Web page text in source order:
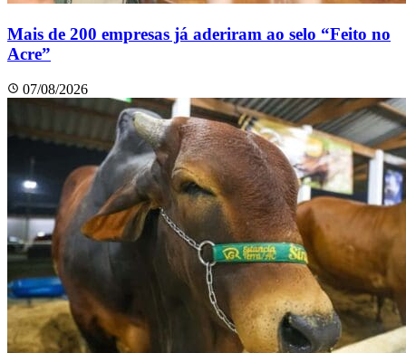
Mais de 200 empresas já aderiram ao selo “Feito no
Acre”
07/08/2026